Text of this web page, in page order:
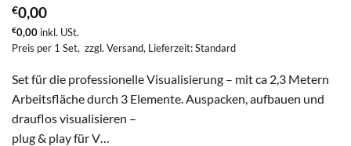
€0,00
€0,00 inkl. USt.
Preis per 1 Set, zzgl. Versand, Lieferzeit: Standard
Set für die professionelle Visualisierung – mit ca 2,3 Metern
Arbeitsfläche durch 3 Elemente. Auspacken, aufbauen und
drauflos visualisieren –
plug & play für V…